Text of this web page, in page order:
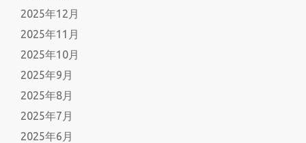
2025年12月
2025年11月
2025年10月
2025年9月
2025年8月
2025年7月
2025年6月